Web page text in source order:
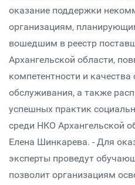
оказание поддержки
организациям,
вошедшим в реестр
Архангельской области,
компетентности и качества
обслуживания, а также
успешных практик
среди НКО Архангельской
Елена Шинкарева. - Для
эксперты проведут
позволит организациям